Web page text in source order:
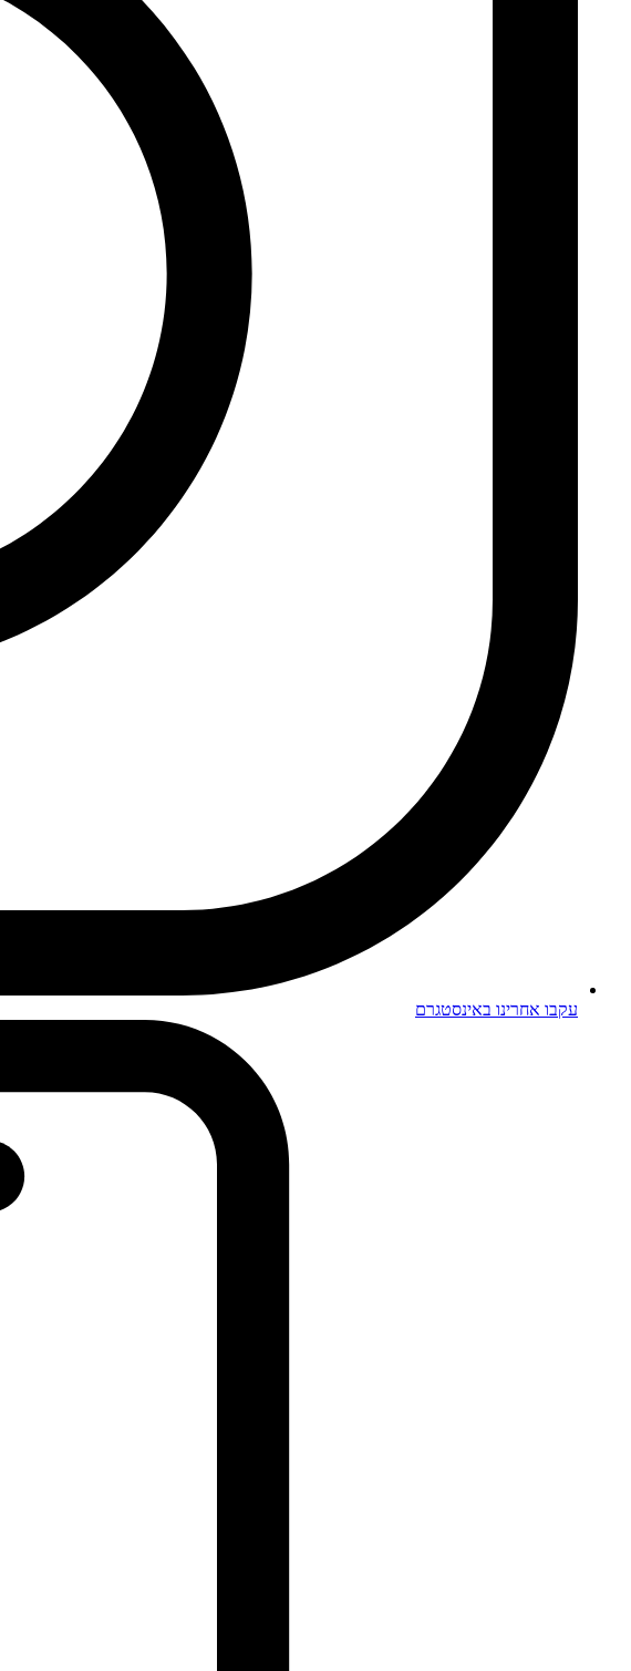
עקבו אחרינו באינסטגרם